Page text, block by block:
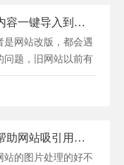
建站更新 | 如何把站点内容一键导入到新系统
是网站改版，都会遇
问题，旧网站以前有
一张好的banner图可以帮助网站吸引用户、促进转化
站的图片处理的好不